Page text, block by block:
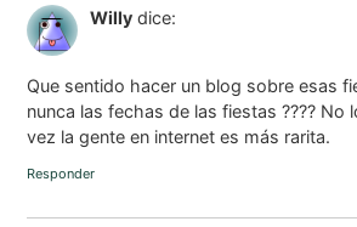
Willy dice:
Que sentido hacer un blog sobre esas
nunca las fechas de las fiestas ???? No
vez la gente en internet es más rarita.
Responder